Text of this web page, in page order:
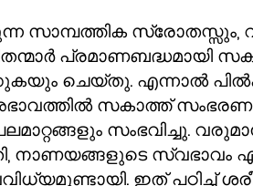
സാമ്പത്തിക സ്രോതസ്സും,
പ്രമാണബദ്ധമായി
ചെയ്തു. എന്നാൽ
സകാത്ത്
സംഭവിച്ചു.
, നാണയങ്ങളുടെ സ്വഭാവം
ഇത് പഠിച്ച്